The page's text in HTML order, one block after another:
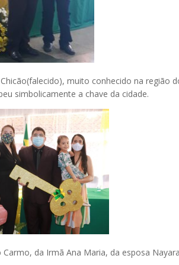
muito conhecido na região
simbolicamente a chave da cidade.
da Irmã Ana Maria, da esposa